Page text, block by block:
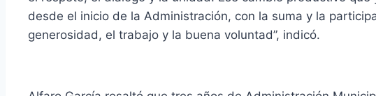
desde el inicio de la Administración, con la suma y la
generosidad, el trabajo y la buena voluntad”, indicó.